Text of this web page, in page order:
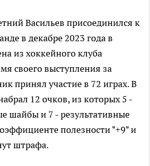
Васильев присоединился к
в декабре 2023 года в
из хоккейного клуба
своего выступления за
принял участие в 72 играх. В
12 очков, из которых 5 -
шайбы и 7 - результативные
полезности "+9" и
штрафа.